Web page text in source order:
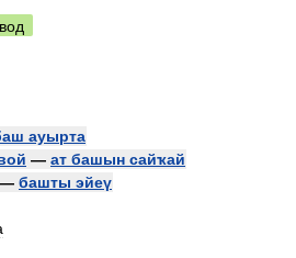
ауырта
— ат башын сайҡай
— башты эйеү